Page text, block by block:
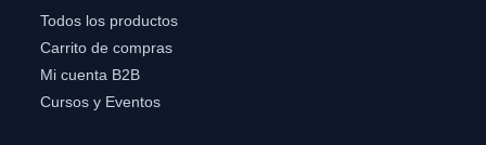
Todos los productos
Carrito de compras
Mi cuenta B2B
Cursos y Eventos